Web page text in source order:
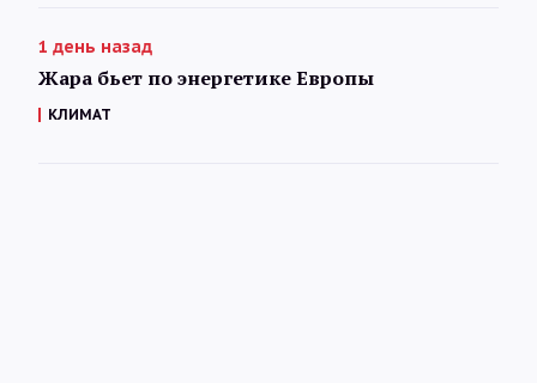
1 день назад
Жара бьет по энергетике Европы
КЛИМАТ